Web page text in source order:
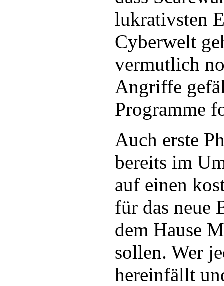
lukrativsten
Cyberwelt
vermutlich
Angriffe
Programme
Auch erste
bereits im
auf einen
für das neue
dem Hause
sollen. Wer
hereinfällt